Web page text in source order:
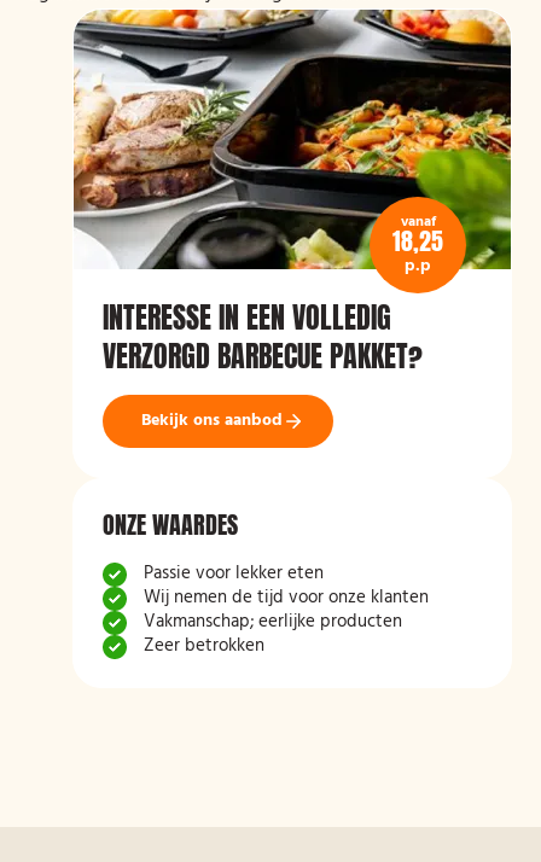
vanaf
18,25
p.p
INTERESSE IN EEN VOLLEDIG
VERZORGD BARBECUE PAKKET?
Bekijk ons aanbod
ONZE WAARDES
Passie voor lekker eten
Wij nemen de tijd voor onze klanten
Vakmanschap; eerlijke producten
Zeer betrokken